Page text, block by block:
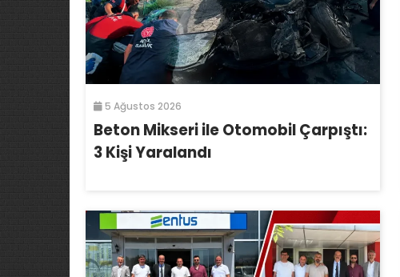
5 Ağustos 2026
Beton Mikseri ile Otomobil Çarpıştı:
3 Kişi Yaralandı